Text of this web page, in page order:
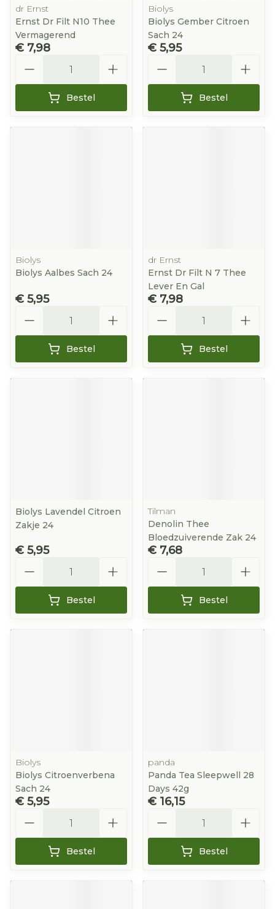
dr Ernst
Ernst Dr Filt N10 Thee
Vermagerend
€ 7,98
Bestel
Biolys
Biolys Gember Citroen
Sach 24
€ 5,95
Bestel
Biolys
Biolys Aalbes Sach 24
€ 5,95
Bestel
dr Ernst
Ernst Dr Filt N 7 Thee
Lever En Gal
€ 7,98
Bestel
Biolys Lavendel Citroen
Zakje 24
€ 5,95
Bestel
Tilman
Denolin Thee
Bloedzuiverende Zak 24
€ 7,68
Bestel
Biolys
Biolys Citroenverbena
Sach 24
€ 5,95
Bestel
panda
Panda Tea Sleepwell 28
Days 42g
€ 16,15
Bestel